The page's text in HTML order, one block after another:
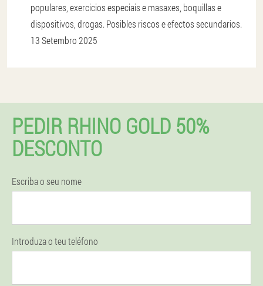
populares, exercicios especiais e masaxes, boquillas e
dispositivos, drogas. Posibles riscos e efectos secundarios.
13 Setembro 2025
PEDIR RHINO GOLD 50%
DESCONTO
Escriba o seu nome
Introduza o teu teléfono